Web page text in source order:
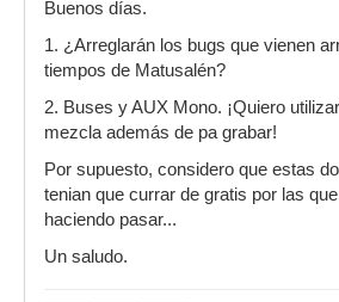
Buenos días.
1. ¿Arreglarán los bugs que vienen
tiempos de Matusalén?
2. Buses y AUX Mono. ¡Quiero
mezcla además de pa grabar!
Por supuesto, considero que estas
tenian que currar de gratis por las
haciendo pasar...
Un saludo.